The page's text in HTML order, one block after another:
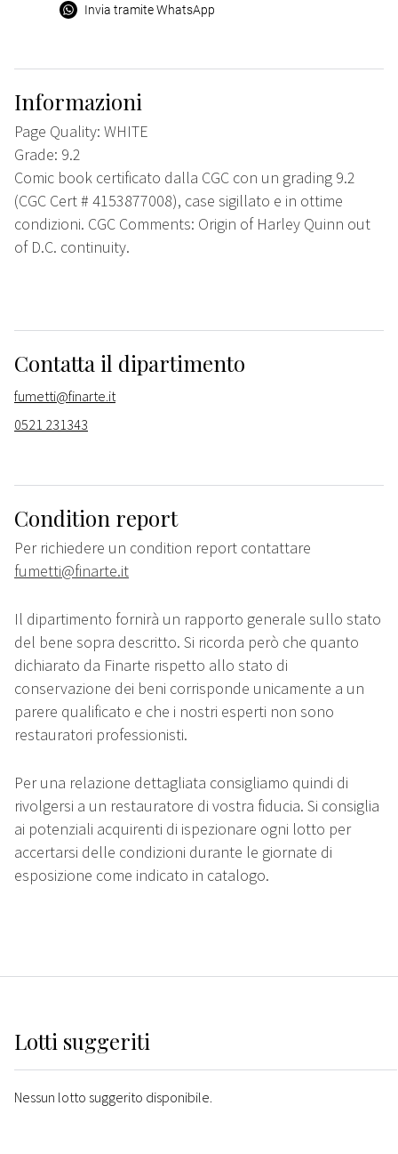
Invia tramite WhatsApp
Informazioni
Page Quality: WHITE
Grade: 9.2
Comic book certificato dalla CGC con un grading 9.2
(CGC Cert # 4153877008), case sigillato e in ottime
condizioni. CGC Comments: Origin of Harley Quinn out
of D.C. continuity.
Contatta il dipartimento
fumetti@finarte.it
0521 231343
Condition report
Per richiedere un condition report contattare
fumetti@finarte.it
Il dipartimento fornirà un rapporto generale sullo stato
del bene sopra descritto. Si ricorda però che quanto
dichiarato da Finarte rispetto allo stato di
conservazione dei beni corrisponde unicamente a un
parere qualificato e che i nostri esperti non sono
restauratori professionisti.
Per una relazione dettagliata consigliamo quindi di
rivolgersi a un restauratore di vostra fiducia. Si consiglia
ai potenziali acquirenti di ispezionare ogni lotto per
accertarsi delle condizioni durante le giornate di
esposizione come indicato in catalogo.
Lotti suggeriti
Nessun lotto suggerito disponibile.